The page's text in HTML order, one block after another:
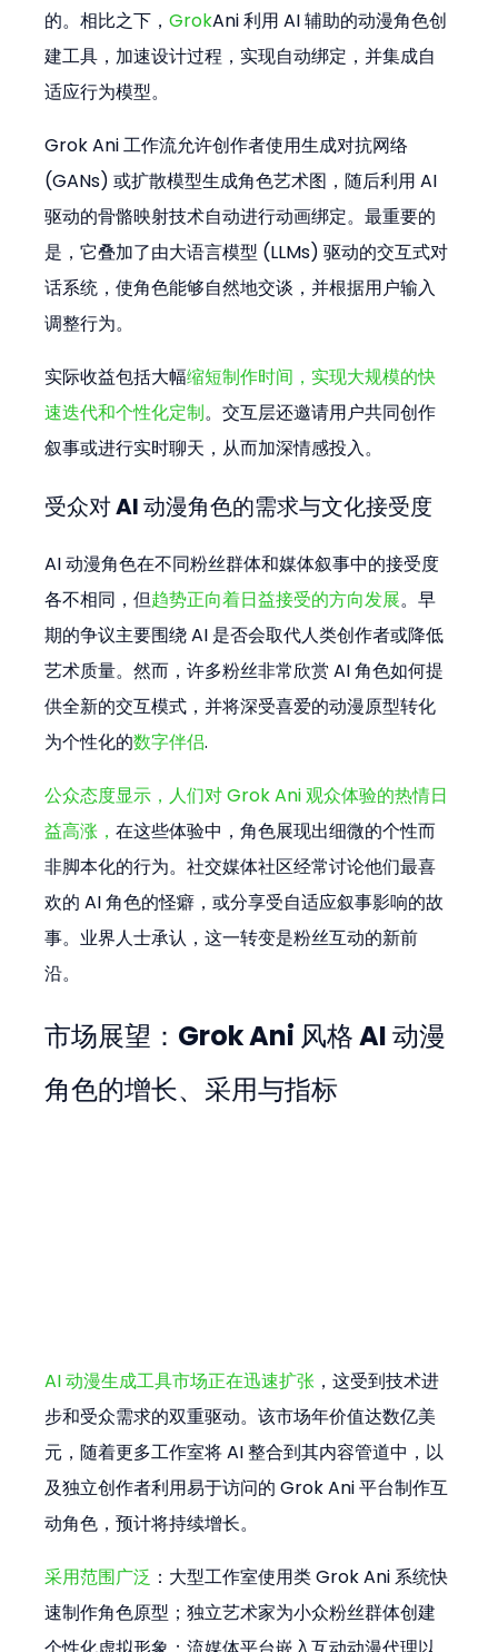
的。相比之下，GrokAni 利用 AI 辅助的动漫角色创
建工具，加速设计过程，实现自动绑定，并集成自
适应行为模型。
Grok Ani 工作流允许创作者使用生成对抗网络
(GANs) 或扩散模型生成角色艺术图，随后利用 AI
驱动的骨骼映射技术自动进行动画绑定。最重要的
是，它叠加了由大语言模型 (LLMs) 驱动的交互式对
话系统，使角色能够自然地交谈，并根据用户输入
调整行为。
实际收益包括大幅缩短制作时间，实现大规模的快
速迭代和个性化定制。交互层还邀请用户共同创作
叙事或进行实时聊天，从而加深情感投入。
受众对 AI 动漫角色的需求与文化接受度
AI 动漫角色在不同粉丝群体和媒体叙事中的接受度
各不相同，但趋势正向着日益接受的方向发展。早
期的争议主要围绕 AI 是否会取代人类创作者或降低
艺术质量。然而，许多粉丝非常欣赏 AI 角色如何提
供全新的交互模式，并将深受喜爱的动漫原型转化
为个性化的数字伴侣.
公众态度显示，人们对 Grok Ani 观众体验的热情日
益高涨，在这些体验中，角色展现出细微的个性而
非脚本化的行为。社交媒体社区经常讨论他们最喜
欢的 AI 角色的怪癖，或分享受自适应叙事影响的故
事。业界人士承认，这一转变是粉丝互动的新前
沿。
市场展望：Grok Ani 风格 AI 动漫
角色的增长、采用与指标
AI 动漫生成工具市场正在迅速扩张 ，这受到技术进
步和受众需求的双重驱动。该市场年价值达数亿美
元，随着更多工作室将 AI 整合到其内容管道中，以
及独立创作者利用易于访问的 Grok Ani 平台制作互
动角色，预计将持续增长。
采用范围广泛 ：大型工作室使用类 Grok Ani 系统快
速制作角色原型；独立艺术家为小众粉丝群体创建